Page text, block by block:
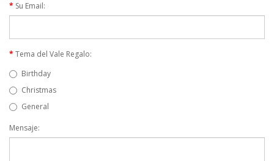
Su Email:
Tema del Vale Regalo:
Birthday
Christmas
General
Mensaje: